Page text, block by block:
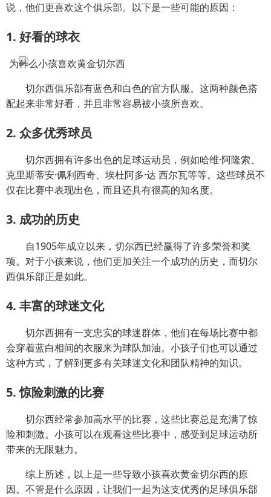
说，他们更喜欢这个俱乐部。以下是一些可能的原因：
1. 好看的球衣
切尔西俱乐部有蓝色和白色的官方队服。这两种颜色搭
配起来非常好看，并且非常容易被小孩所喜欢。
2. 众多优秀球员
切尔西拥有许多出色的足球运动员，例如哈维·阿隆索、
克里斯蒂安·佩利西奇、埃杜阿多·达 西尔瓦等等。这些球员不
仅在比赛中表现出色，而且还具有很高的知名度。
3. 成功的历史
自1905年成立以来，切尔西已经赢得了许多荣誉和奖
项。对于小孩来说，他们更加关注一个成功的历史，而切尔
西俱乐部正是如此。
4. 丰富的球迷文化
切尔西拥有一支忠实的球迷群体，他们在每场比赛中都
会穿着蓝白相间的衣服来为球队加油。小孩子们也可以通过
这种方式，了解到更多有关球迷文化和团队精神的知识。
5. 惊险刺激的比赛
切尔西经常参加高水平的比赛，这些比赛总是充满了惊
险和刺激。小孩可以在观看这些比赛中，感受到足球运动所
带来的无限魅力。
综上所述，以上是一些导致小孩喜欢黄金切尔西的原
因。不管是什么原因，让我们一起为这支优秀的足球俱乐部